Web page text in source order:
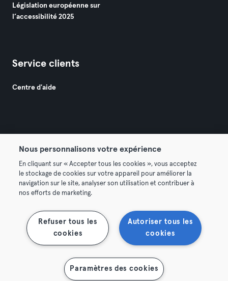
Législation européenne sur
l’accessibilité 2025
Service clients
Centre d'aide
Conditions générales Politique de confidentialité
Mentions légales Résilier les contrats ici
Se rétracter ici
Nous personnalisons votre expérience
En cliquant sur « Accepter tous les cookies », vous acceptez
le stockage de cookies sur votre appareil pour améliorer la
navigation sur le site, analyser son utilisation et contribuer à
nos efforts de marketing.
Autoriser tous les
cookies
Refuser tous les
cookies
Paramètres des cookies